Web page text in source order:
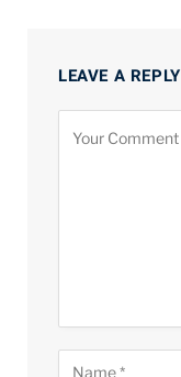
LEAVE A REPLY